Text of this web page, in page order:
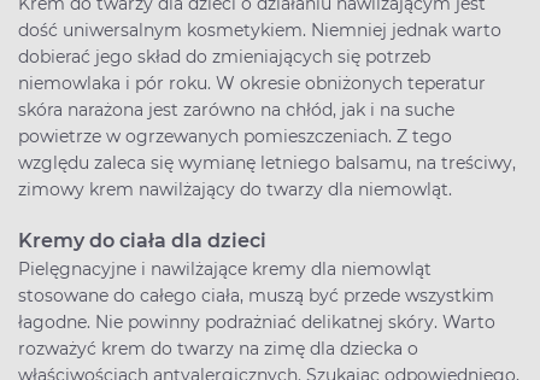
dość uniwersalnym kosmetykiem. Niemniej jednak warto
dobierać jego skład do zmieniających się potrzeb
niemowlaka i pór roku. W okresie obniżonych teperatur
skóra narażona jest zarówno na chłód, jak i na suche
powietrze w ogrzewanych pomieszczeniach. Z tego
względu zaleca się wymianę letniego balsamu, na treściwy,
zimowy krem nawilżający do twarzy dla niemowląt.
Kremy do ciała dla dzieci
Pielęgnacyjne i nawilżające kremy dla niemowląt
stosowane do całego ciała, muszą być przede wszystkim
łagodne. Nie powinny podrażniać delikatnej skóry. Warto
rozważyć krem do twarzy na zimę dla dziecka o
właściwościach antyalergicznych. Szukając odpowiedniego,